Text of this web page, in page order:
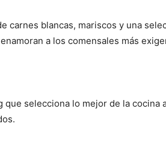
carnes blancas, mariscos y una
a los comensales más
que selecciona lo mejor de la cocina